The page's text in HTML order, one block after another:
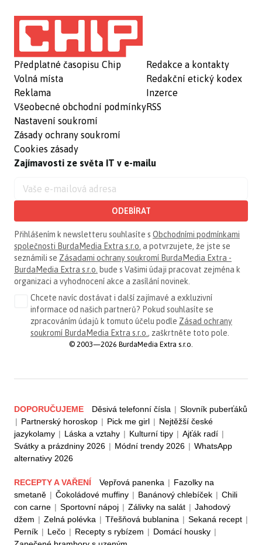
Předplatné časopisu Chip
Volná místa
Reklama
Všeobecné obchodní podmínky
Nastavení soukromí
Zásady ochrany soukromí
Cookies zásady
Redakce a kontakty
Redakční etický kodex
Inzerce
RSS
Zajímavosti ze světa IT v e-mailu
ODEBÍRAT
Přihlášením k newsletteru souhlasíte s Obchodními podmínkami
společnosti BurdaMedia Extra s.r.o. a potvrzujete, že jste se
seznámili se Zásadami ochrany soukromí BurdaMedia Extra -
BurdaMedia Extra s.r.o. bude s Vašimi údaji pracovat zejména k
organizaci a vyhodnocení akce a zasílání novinek.
Chcete navíc dostávat i další zajímavé a exkluzivní
informace od našich partnerů? Pokud souhlasíte se
zpracováním údajů k tomuto účelu podle Zásad ochrany
soukromí BurdaMedia Extra s.r.o. , zaškrtněte toto pole.
© 2003—2026 BurdaMedia Extra s.r.o.
DOPORUČUJEME Děsivá telefonní čísla | Slovník puberťáků
| Partnerský horoskop | Pick me girl | Nejtěžší české
jazykolamy | Láska a vztahy | Kulturní tipy | Ajťák radí |
Svátky a prázdniny 2026 | Módní trendy 2026 | WhatsApp
alternativy 2026
RECEPTY A VAŘENÍ Vepřová panenka | Fazolky na
smetaně | Čokoládové muffiny | Banánový chlebíček | Chili
con carne | Sportovní nápoj | Zálivky na salát | Jahodový
džem | Zelná polévka | Třešňová bublanina | Sekaná recept |
Perník | Lečo | Recepty s rybízem | Domácí housky |